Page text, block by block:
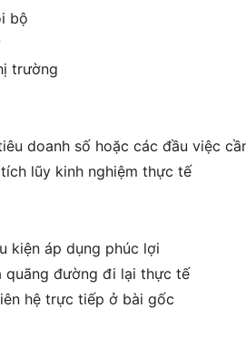
bộ
trường
doanh số hoặc các đầu việc
lũy kinh nghiệm thực tế
kiện áp dụng phúc lợi
quãng đường đi lại thực tế
hệ trực tiếp ở bài gốc